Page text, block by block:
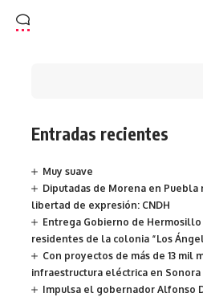
Entradas recientes
Muy suave
Diputadas de Morena en
libertad de expresión: CNDH
Entrega Gobierno de Hermosillo
residentes de la colonia “Los
Con proyectos de más de 13 mil
infraestructura eléctrica en Sonora
Impulsa el gobernador Alfonso